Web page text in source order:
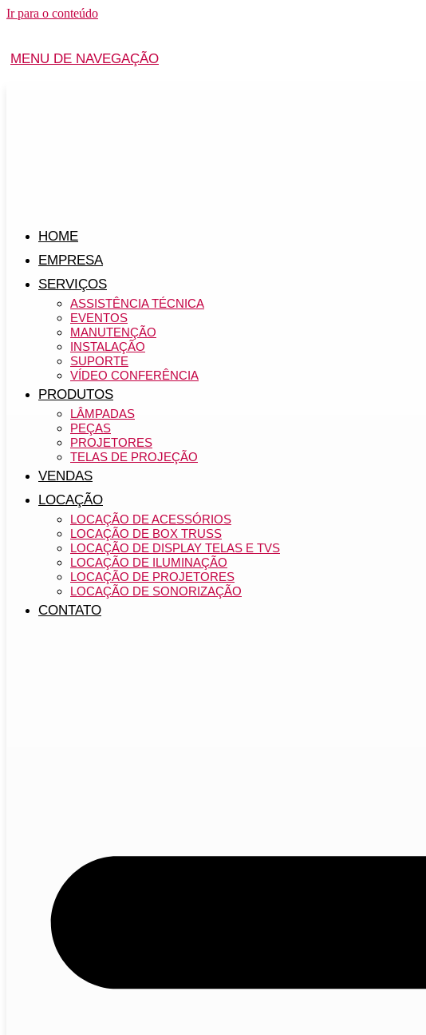
Ir para o conteúdo
MENU DE NAVEGAÇÃO
HOME
EMPRESA
SERVIÇOS
ASSISTÊNCIA TÉCNICA
EVENTOS
MANUTENÇÃO
INSTALAÇÃO
SUPORTE
VÍDEO CONFERÊNCIA
PRODUTOS
LÂMPADAS
PEÇAS
PROJETORES
TELAS DE PROJEÇÃO
VENDAS
LOCAÇÃO
LOCAÇÃO DE ACESSÓRIOS
LOCAÇÃO DE BOX TRUSS
LOCAÇÃO DE DISPLAY TELAS E TVS
LOCAÇÃO DE ILUMINAÇÃO
LOCAÇÃO DE PROJETORES
LOCAÇÃO DE SONORIZAÇÃO
CONTATO